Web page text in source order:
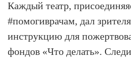
Каждый театр,
#помогиврачам, дал
инструкцию для
фондов «Что делать».